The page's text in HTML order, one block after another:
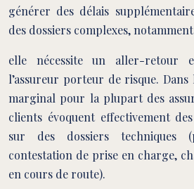
générer des délais
des dossiers complexes,
elle nécessite un aller-retour
l’assureur porteur de risque.
marginal pour la plupart des
clients évoquent effectivement
sur des dossiers techniques
contestation de prise en charge,
en cours de route).